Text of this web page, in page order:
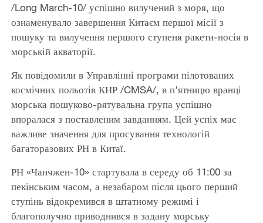
/Long March-10/ успішно вилучений з моря, що
ознаменувало завершення Китаєм першої місії з
пошуку та вилучення першого ступеня ракети-носія в
морській акваторії.
Як повідомили в Управлінні програми пілотованих
космічних польотів КНР /CMSA/, в п'ятницю вранці
морська пошуково-рятувальна група успішно
впоралася з поставленим завданням. Цей успіх має
важливе значення для просування технологій
багаторазових РН в Китаї.
РН «Чанчжен-10» стартувала в середу об 11:00 за
пекінським часом, а незабаром після цього перший
ступінь відокремився в штатному режимі і
благополучно приводнився в задану морську